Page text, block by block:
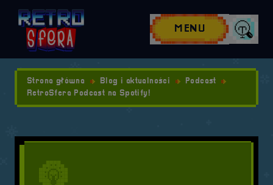
Przejdź do nawigacji
Przejdź do treści
Przejdź do stopki
MENU
Strona główna Blog i aktualności
Podcast
RetroSfera Podcast na Spotify!